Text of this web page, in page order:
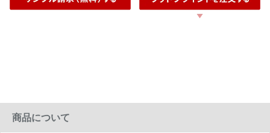
商品について